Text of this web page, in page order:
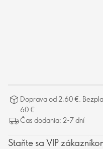
Doprava od 2,60 €.
60 €
Čas dodania: 2-7 dní
Staňte sa VIP